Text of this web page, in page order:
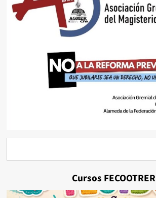
Cursos FECOOTRER